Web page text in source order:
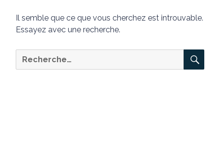
Il semble que ce que vous cherchez est introuvable.
Essayez avec une recherche.
Recherche